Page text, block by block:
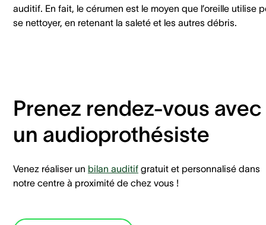
auditif. En fait, le cérumen est le moyen que l’oreille utilise
se nettoyer, en retenant la saleté et les autres débris.
Prenez rendez-vous avec
un audioprothésiste
Venez réaliser un bilan auditif gratuit et personnalisé dans
notre centre à proximité de chez vous !